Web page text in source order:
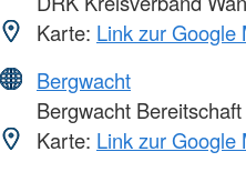
Karte: Link zur Google
Bergwacht
Bergwacht
Karte: Link zur Google